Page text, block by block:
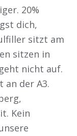
20%
dich,
sitzt am
sitzen in
nicht auf.
an der A3.
Kein